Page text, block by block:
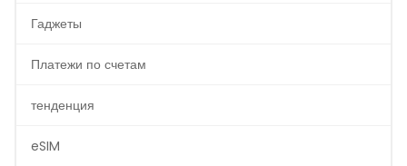
Гаджеты
Платежи по счетам
тенденция
eSIM